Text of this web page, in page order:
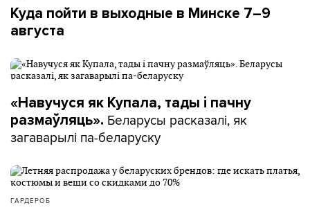
Куда пойти в выходные в Минске 7–9
августа
«Навучуся як Купала, тады і пачну
размаўляць». Беларусы расказалі, як
загаварылі па-беларуску
ГАРДЕРОБ